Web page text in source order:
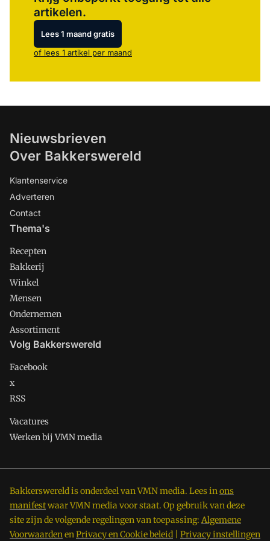
artikelen.
Lees 1 maand gratis
of lees 1 artikel per maand
Nieuwsbrieven
Over Bakkerswereld
Klantenservice
Adverteren
Contact
Thema's
Recepten
Bakkerij
Winkel
Mensen
Ondernemen
Assortiment
Volg Bakkerswereld
Facebook
x
RSS
Vacatures
Werken bij VMN media
Bakkerswereld is onderdeel van VMN media. Lees inons
manifestwaar VMN media voor staat. Op gebruik van deze
site zijn de volgende regelingen van toepassing: Algemene
VoorwaardenenPrivacy en Cookie beleid Privacy instellingen